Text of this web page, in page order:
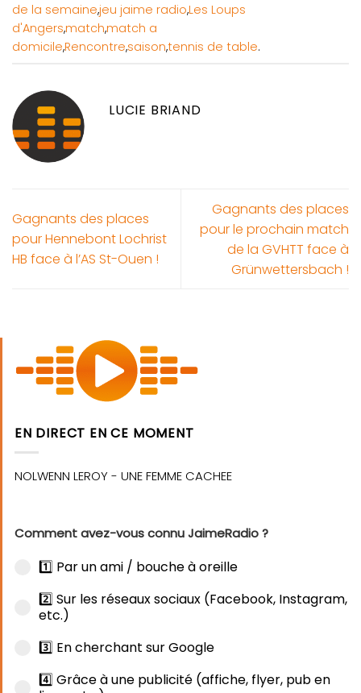
de la semaine,jeu jaime radio,Les Loups
d'Angers,match,match a
domicile,Rencontre,saison,tennis de table.
LUCIE BRIAND
Gagnants des places
pour Hennebont Lochrist
HB face à l’AS St-Ouen !
Gagnants des places
pour le prochain match
de la GVHTT face à
Grünwettersbach !
EN DIRECT EN CE MOMENT
Comment avez-vous connu JaimeRadio ?
1️⃣ Par un ami / bouche à oreille
2️⃣ Sur les réseaux sociaux (Facebook, Instagram,
etc.)
3️⃣ En cherchant sur Google
4️⃣ Grâce à une publicité (affiche, flyer, pub en